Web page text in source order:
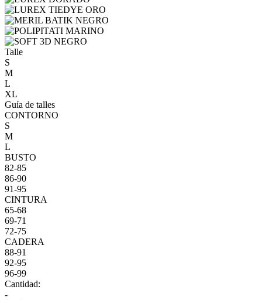
Talle
S
M
L
XL
Guía de talles
CONTORNO
S
M
L
BUSTO
82-85
86-90
91-95
CINTURA
65-68
69-71
72-75
CADERA
88-91
92-95
96-99
Cantidad:
-